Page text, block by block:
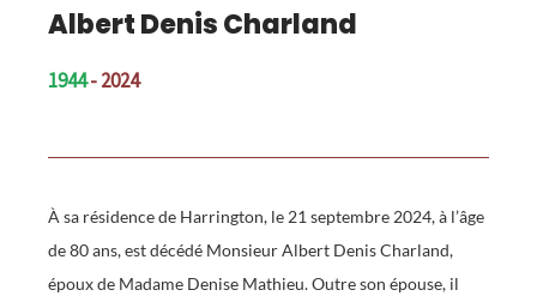
Albert Denis Charland
1944- 2024
À sa résidence de Harrington, le 21 septembre 2024, à l’âge
de 80 ans, est décédé Monsieur Albert Denis Charland,
époux de Madame Denise Mathieu. Outre son épouse, il